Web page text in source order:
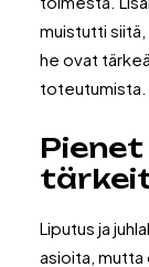
muistutti siitä,
he ovat
toteutumista.
Liputus ja
asioita,